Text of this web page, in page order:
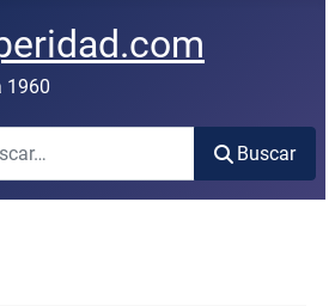
1960
Buscar